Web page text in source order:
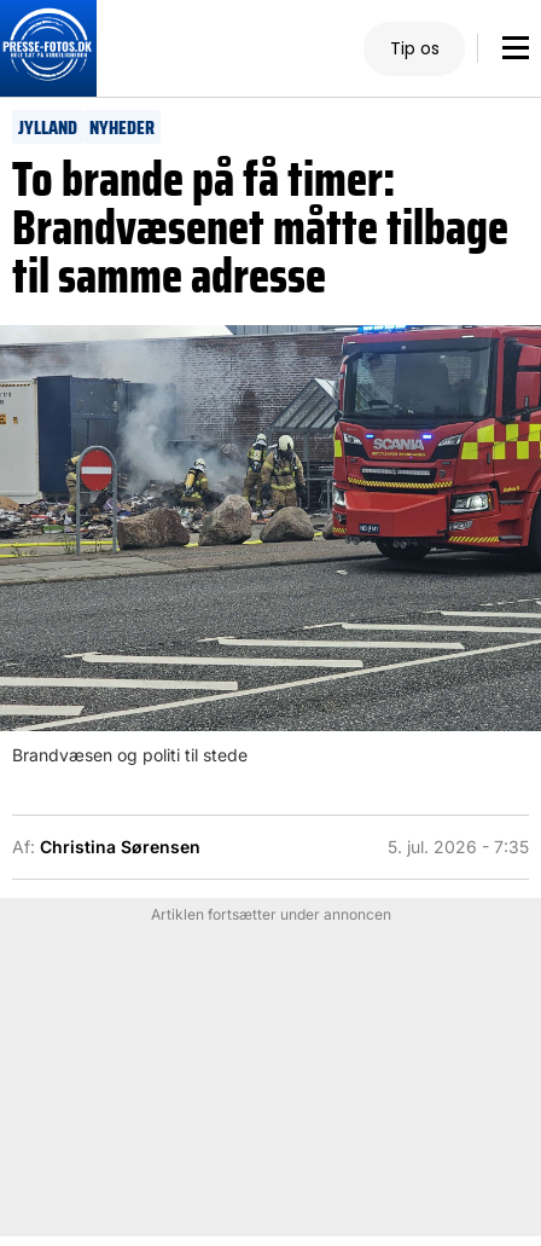
Tip os
JYLLAND NYHEDER
To brande på få timer:
Brandvæsenet måtte tilbage
til samme adresse
Brandvæsen og politi til stede
Af: Christina Sørensen 5. jul. 2026 - 7:35
Artiklen fortsætter under annoncen